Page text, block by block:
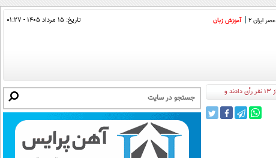
عصر ایران 2 آموزش زبان تاریخ: ۱۵ مرداد ۱۴۰۵ - ۰۱:۲۷
پزشکیان‌: آنچه گاهی از رهبر نقل می‌شود با شخصیتی که من دیدم تطابق ندارد/ گفتند سه چهارم ( با تفاهم‌نامه) موافقت کنند می‌پذیرم، 12 نفر از 13 نفر رأی دادند و